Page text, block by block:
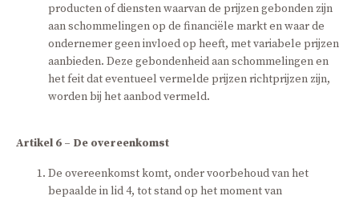
producten of diensten waarvan de prijzen gebonden zijn
aan schommelingen op de financiële markt en waar de
ondernemer geen invloed op heeft, met variabele prijzen
aanbieden. Deze gebondenheid aan schommelingen en
het feit dat eventueel vermelde prijzen richtprijzen zijn,
worden bij het aanbod vermeld.
Artikel 6 – De overeenkomst
De overeenkomst komt, onder voorbehoud van het
bepaalde in lid 4, tot stand op het moment van